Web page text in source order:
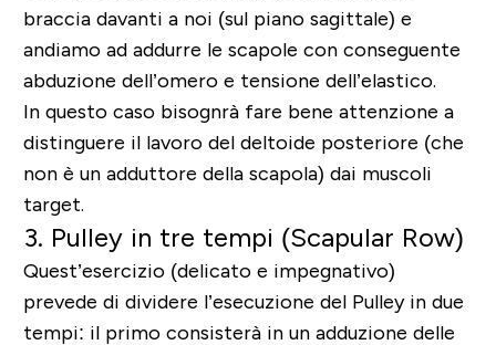
braccia davanti a noi (sul piano sagittale) e
andiamo ad addurre le scapole con conseguente
abduzione dell’omero e tensione dell’elastico.
In questo caso bisognrà fare bene attenzione a
distinguere il lavoro del deltoide posteriore (che
non è un adduttore della scapola) dai muscoli
target.
3. Pulley in tre tempi (Scapular Row)
Quest’esercizio (delicato e impegnativo)
prevede di dividere l’esecuzione del Pulley in due
tempi: il primo consisterà in un adduzione delle